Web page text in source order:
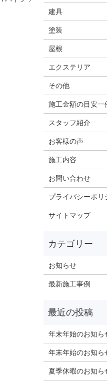
建具
塗装
屋根
エクステリア
その他
施工金額の目安一
スタッフ紹介
お客様の声
施工内容
お問い合わせ
プライバシーポリ
サイトマップ
お知らせ
最新施工事例
年末年始のお知ら
年末年始のお知ら
夏季休暇のお知ら